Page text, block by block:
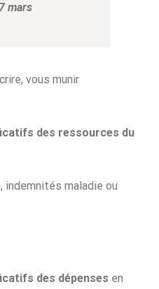
mars
vous munir
des ressources du
maladie ou
des dépenses en